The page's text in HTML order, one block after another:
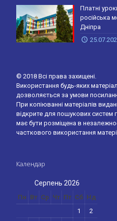
Платні
російська
Дніпра
© 2018 Всі права захищені.
Використання будь-яких
дозволяється за умови
При копіюванні матеріалів
відкрите для пошукових систем
має бути розміщена в
часткового використання
Календар
Серпень 2026
Пн Вт Ср Чт Пт Сб Нд
1
2